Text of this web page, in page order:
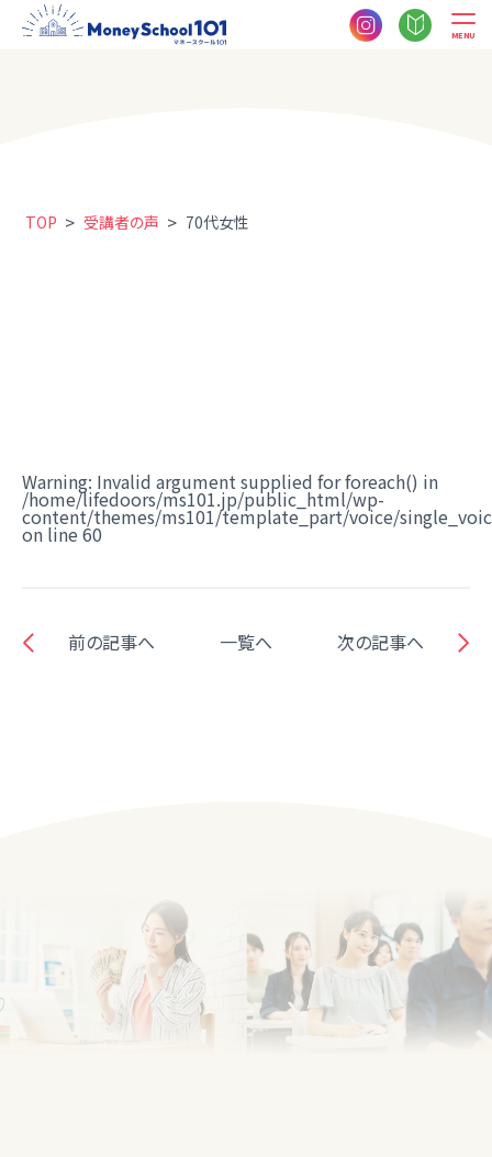
MENU
TOP > 受講者の声 > 70代女性
Warning: Invalid argument supplied for foreach() in
/home/lifedoors/ms101.jp/public_html/wp-
content/themes/ms101/template_part/voice/
on line 60
前の記事へ 一覧へ 次の記事へ